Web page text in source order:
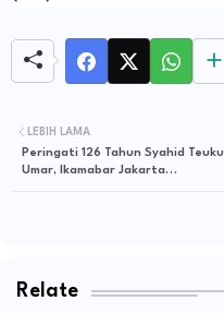
LEBIH LAMA
Peringati 126 Tahun Syahid Teuku
Umar, Ikamabar Jakarta
Relate